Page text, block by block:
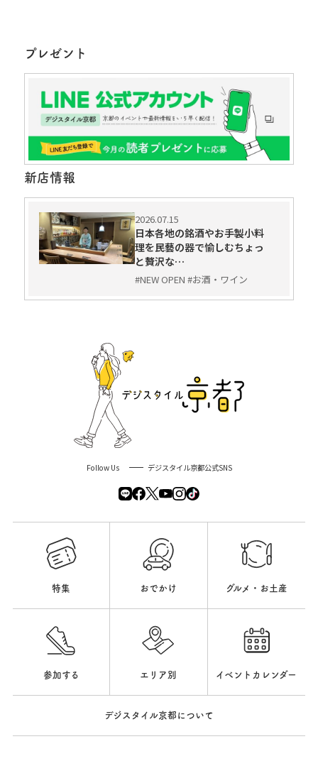
プレゼント
新店情報
2026.07.15
日本各地の銘酒やお手製小料
理を民藝の器で愉しむちょっ
と贅沢な…
#NEW OPEN #お酒・ワイン
Follow Us デジスタイル京都公式SNS
特集 おでかけ グルメ・お土産
参加する エリア別 イベントカレンダー
デジスタイル京都について